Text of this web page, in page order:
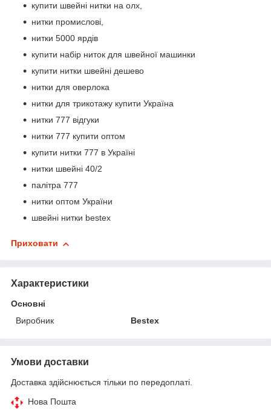
купити швейні нитки на олх,
нитки промислові,
нитки 5000 ярдів
купити набір ниток для швейної машинки
купити нитки швейні дешево
нитки для оверлока
нитки для трикотажу купити Україна
нитки 777 відгуки
нитки 777 купити оптом
купити нитки 777 в Україні
нитки швейні 40/2
палітра 777
нитки оптом України
швейні нитки bestex
Приховати
Характеристики
Основні
Виробник
Bestex
Умови доставки
Доставка здійснюється тільки по передоплаті.
Нова Пошта